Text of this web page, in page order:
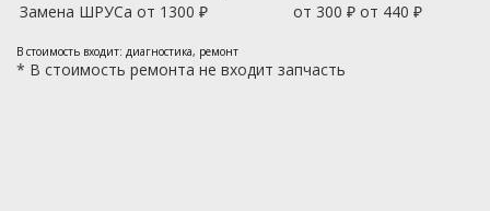
Замена ШРУСа от 1300 ₽ от 300 ₽ от 440 ₽
В стоимость входит: диагностика, ремонт
* В стоимость ремонта не входит запчасть